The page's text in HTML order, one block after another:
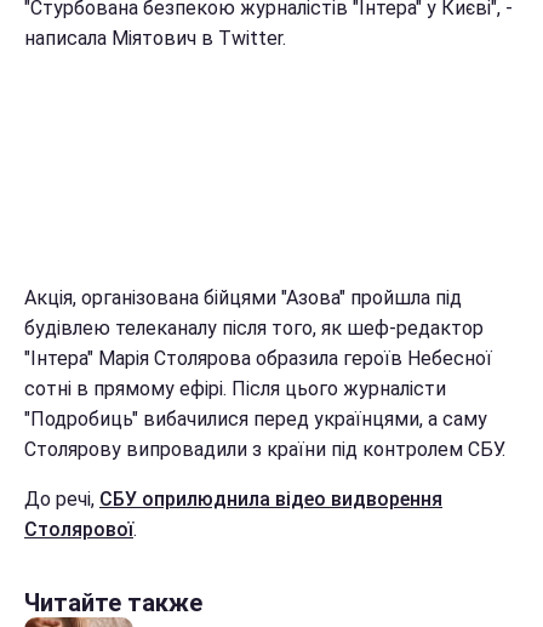
"Стурбована безпекою журналістів "Інтера" у Києві", -
написала Міятович в Twitter.
Акція, організована бійцями "Азова" пройшла під
будівлею телеканалу після того, як шеф-редактор
"Інтера" Марія Столярова образила героїв Небесної
сотні в прямому ефірі. Після цього журналісти
"Подробиць" вибачилися перед українцями, а саму
Столярову випровадили з країни під контролем СБУ.
До речі, СБУ оприлюднила відео видворення
Столярової.
Читайте также